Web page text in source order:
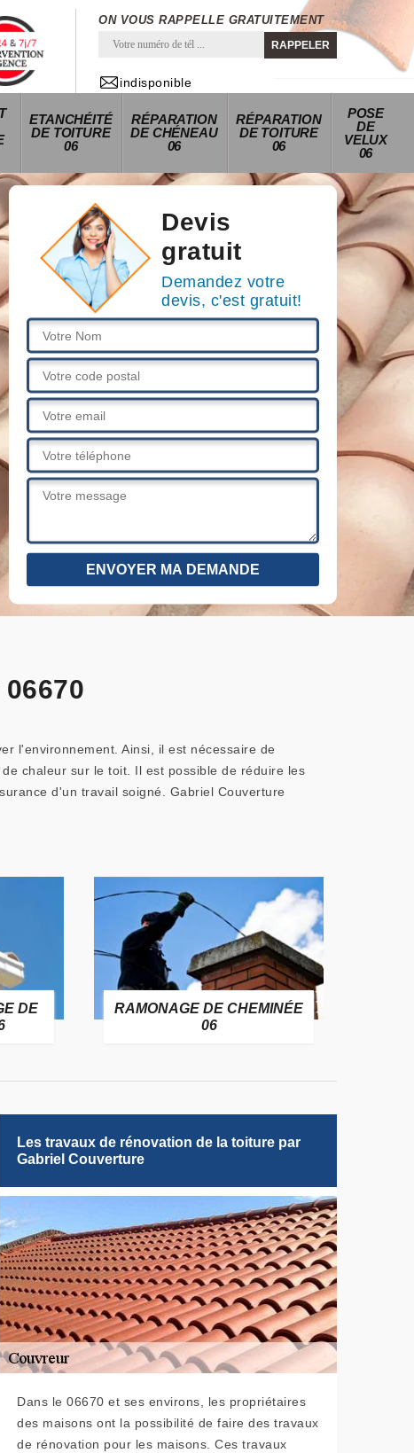
ON VOUS RAPPELLE GRATUITEMENT
indisponible
ETANCHÉITÉ
DE TOITURE
06
RÉPARATION
DE CHÉNEAU
06
RÉPARATION
DE TOITURE
06
POSE
DE
VELUX
06
Devis
gratuit
Demandez votre
devis, c'est gratuit!
l'environnement. Ainsi, il est nécessaire de
chaleur sur le toit. Il est possible de réduire les
d'un travail soigné. Gabriel Couverture
DE
RAMONAGE DE CHEMINÉE
06
Les travaux de rénovation de la toiture par
Gabriel Couverture
Dans le 06670 et ses environs, les propriétaires
des maisons ont la possibilité de faire des travaux
de rénovation pour les maisons. Ces travaux